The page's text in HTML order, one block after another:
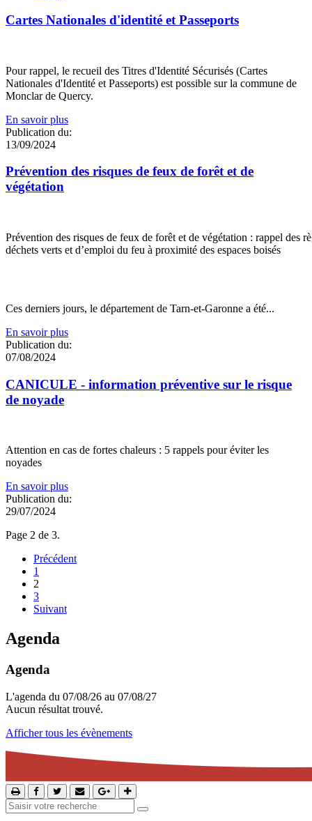
Cartes Nationales d'identité et Passeports
Pour rappel, le recueil des Titres d'Identité Sécurisés (Cartes
Nationales d'Identité et Passeports) est possible sur la commune de
Monclar de Quercy.
En savoir plus
Publication du:
13/09/2024
Prévention des risques de feux de forêt et de
végétation
Prévention des risques de feux de forêt et de végétation : rappel des
déchets verts et d’emploi du feu à proximité des espaces boisés
Ces derniers jours, le département de Tarn-et-Garonne a été...
En savoir plus
Publication du:
07/08/2024
CANICULE - information préventive sur le risque
de noyade
Attention en cas de fortes chaleurs : 5 rappels pour éviter les
noyades
En savoir plus
Publication du:
29/07/2024
Page 2 de 3.
Précédent
1
2
3
Suivant
Agenda
Agenda
L'agenda du 07/08/26 au 07/08/27
Aucun résultat trouvé.
Afficher tous les évènements